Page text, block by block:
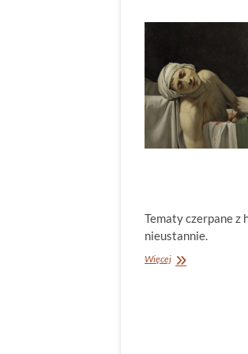
Tematy czerpane
nieustannie.
WięcejJacques-